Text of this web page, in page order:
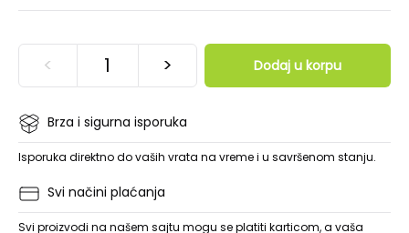
< > Dodaj u korpu
Brza i sigurna isporuka
Isporuka direktno do vaših vrata na vreme i u savršenom stanju.
Svi načini plaćanja
Svi proizvodi na našem sajtu mogu se platiti karticom, a vaša